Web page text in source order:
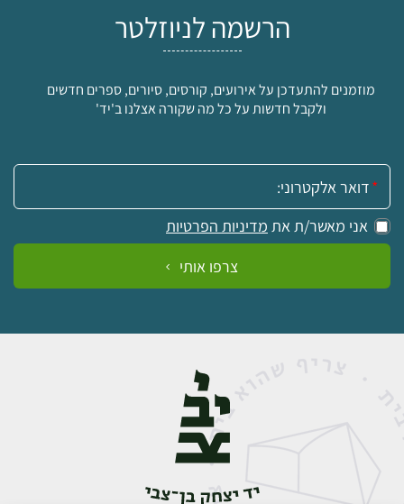
הרשמה לניוזלטר
מוזמנים להתעדכן על אירועים, קורסים, סיורים, ספרים חדשים
ולקבל חדשות על כל מה שקורה אצלנו ב'יד'
אימייל:
אני מאשר/ת את מדיניות הפרטיות
צרפו אותי